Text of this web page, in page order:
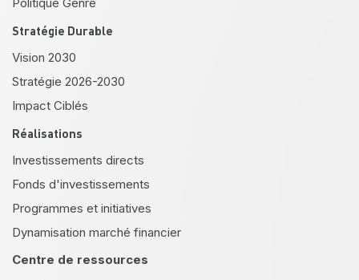
Stratégie Durable
Vision 2030
Stratégie 2026-2030
Impact Ciblés
Réalisations
Investissements directs
Fonds d'investissements
Programmes et initiatives
Dynamisation marché financier
Centre de ressources